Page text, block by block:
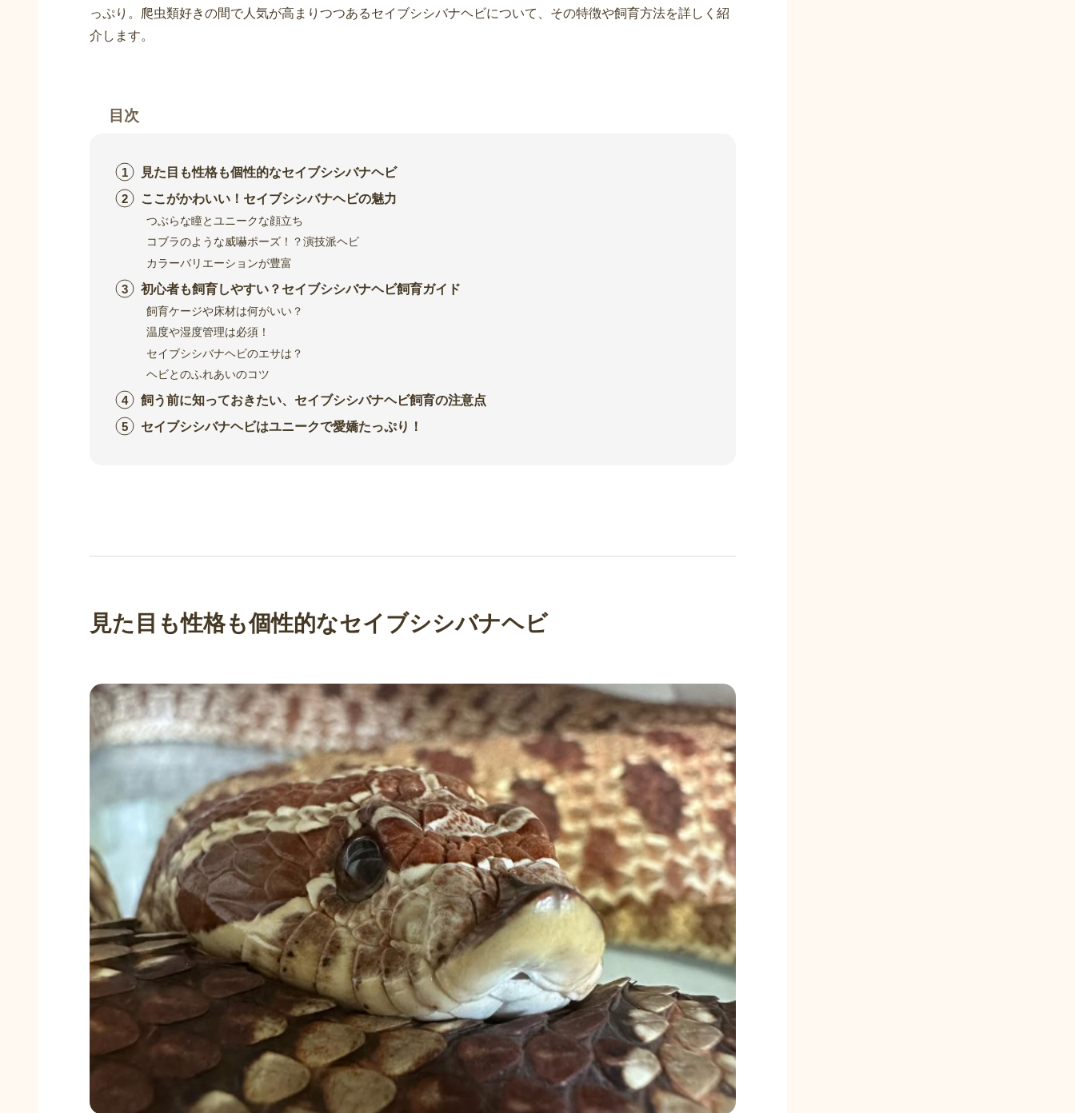
っぷり。爬虫類好きの間で人気が高まりつつあるセイブシシバナヘビについて、その特徴や飼育方法を詳しく紹
介します。
目次
見た目も性格も個性的なセイブシシバナヘビ
ここがかわいい！セイブシシバナヘビの魅力
つぶらな瞳とユニークな顔立ち
コブラのような威嚇ポーズ！？演技派ヘビ
カラーバリエーションが豊富
初心者も飼育しやすい？セイブシシバナヘビ飼育ガイド
飼育ケージや床材は何がいい？
温度や湿度管理は必須！
セイブシシバナヘビのエサは？
ヘビとのふれあいのコツ
飼う前に知っておきたい、セイブシシバナヘビ飼育の注意点
セイブシシバナヘビはユニークで愛嬌たっぷり！
見た目も性格も個性的なセイブシシバナヘビ